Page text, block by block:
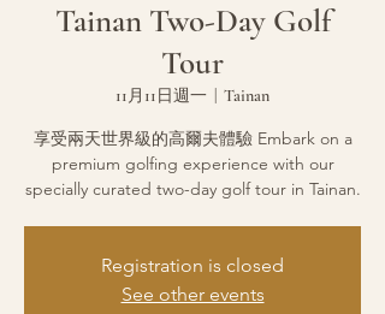
Tainan Two-Day Golf
Tour
11月11日週一 Tainan
享受兩天世界級的高爾夫體驗 Embark on a
premium golfing experience with our
specially curated two-day golf tour in Tainan.
Registration is closed
See other events